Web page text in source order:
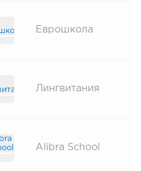
Еврошкола
Лингвитания
Alibra School